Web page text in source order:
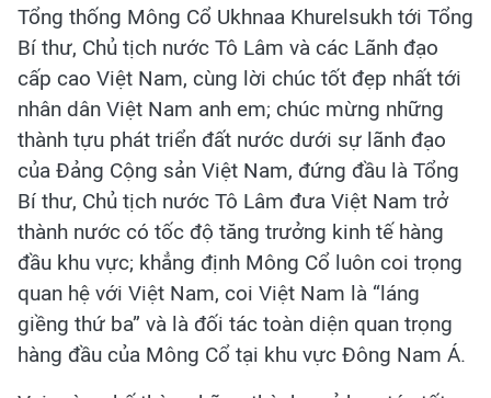
Tổng thống Mông Cổ Ukhnaa Khurelsukh tới Tổng
Bí thư, Chủ tịch nước Tô Lâm và các Lãnh đạo
cấp cao Việt Nam, cùng lời chúc tốt đẹp nhất tới
nhân dân Việt Nam anh em; chúc mừng những
thành tựu phát triển đất nước dưới sự lãnh đạo
của Đảng Cộng sản Việt Nam, đứng đầu là Tổng
Bí thư, Chủ tịch nước Tô Lâm đưa Việt Nam trở
thành nước có tốc độ tăng trưởng kinh tế hàng
đầu khu vực; khẳng định Mông Cổ luôn coi trọng
quan hệ với Việt Nam, coi Việt Nam là “láng
giềng thứ ba” và là đối tác toàn diện quan trọng
hàng đầu của Mông Cổ tại khu vực Đông Nam Á.